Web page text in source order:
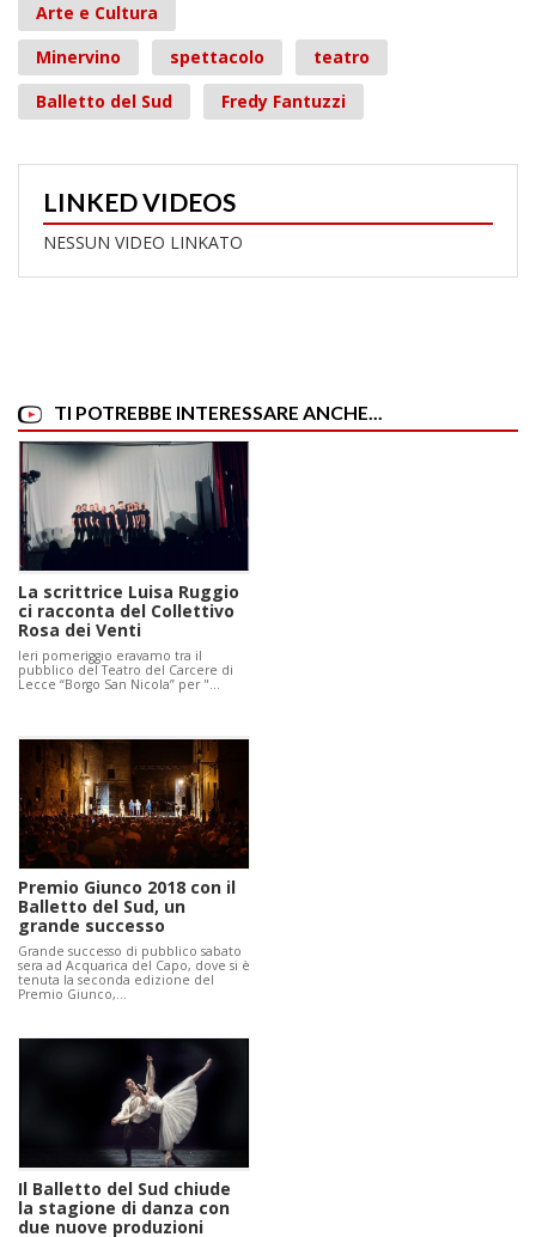
Arte e Cultura
Minervino
spettacolo
teatro
Balletto del Sud
Fredy Fantuzzi
LINKED VIDEOS
NESSUN VIDEO LINKATO
TI POTREBBE INTERESSARE ANCHE...
La scrittrice Luisa Ruggio
ci racconta del Collettivo
Rosa dei Venti
Ieri pomeriggio eravamo tra il
pubblico del Teatro del Carcere di
Lecce “Borgo San Nicola” per "…
Premio Giunco 2018 con il
Balletto del Sud, un
grande successo
Grande successo di pubblico sabato
sera ad Acquarica del Capo, dove si è
tenuta la seconda edizione del
Premio Giunco,…
Il Balletto del Sud chiude
la stagione di danza con
due nuove produzioni